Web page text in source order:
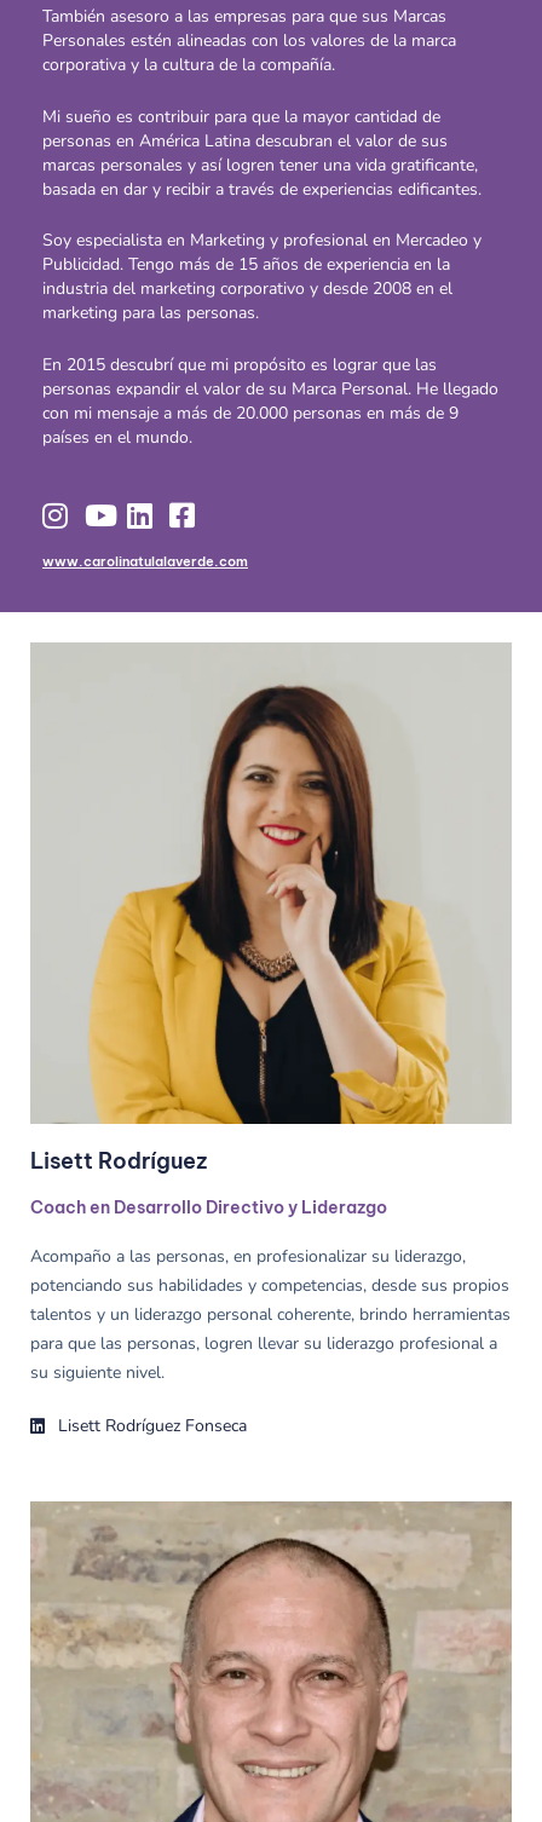
También asesoro a las empresas para que sus Marcas
Personales estén alineadas con los valores de la marca
corporativa y la cultura de la compañía.
Mi sueño es contribuir para que la mayor cantidad de
personas en América Latina descubran el valor de sus
marcas personales y así logren tener una vida gratificante,
basada en dar y recibir a través de experiencias edificantes.
Soy especialista en Marketing y profesional en Mercadeo y
Publicidad. Tengo más de 15 años de experiencia en la
industria del marketing corporativo y desde 2008 en el
marketing para las personas.
En 2015 descubrí que mi propósito es lograr que las
personas expandir el valor de su Marca Personal. He llegado
con mi mensaje a más de 20.000 personas en más de 9
países en el mundo.
www.carolinatulalaverde.com
Lisett Rodríguez
Coach en Desarrollo Directivo y Liderazgo
Acompaño a las personas, en profesionalizar su liderazgo,
potenciando sus habilidades y competencias, desde sus propios
talentos y un liderazgo personal coherente, brindo herramientas
para que las personas, logren llevar su liderazgo profesional a
su siguiente nivel.
Lisett Rodríguez Fonseca